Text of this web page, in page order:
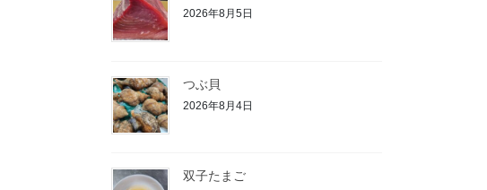
2026年8月5日
つぶ貝
2026年8月4日
双子たまご